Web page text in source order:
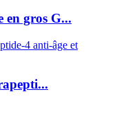
en gros G...